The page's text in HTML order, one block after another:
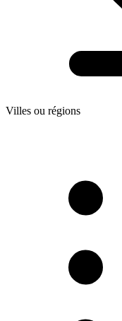
Villes ou régions